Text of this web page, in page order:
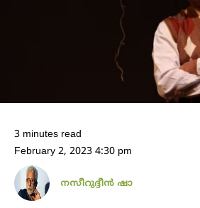
3 minutes read
February 2, 2023 4:30 pm
നസീറുദ്ദീൻ ഷാ